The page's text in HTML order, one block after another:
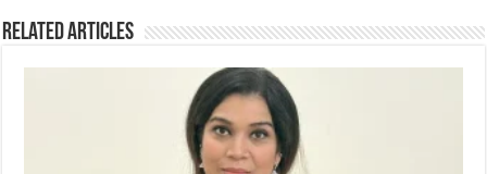
Related Articles